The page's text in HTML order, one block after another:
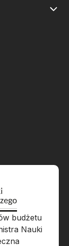
budżetu
Nauki